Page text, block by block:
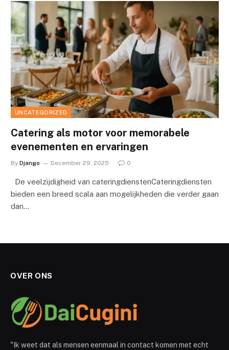
UNCATEGORIZED
Catering als motor voor memorabele
evenementen en ervaringen
By Django December 29, 2025 0
De veelzijdigheid van cateringdienstenCateringdiensten
bieden een breed scala aan mogelijkheden die verder gaan
dan…
OVER ONS
"Ik weet dat als mensen eenmaal in contact komen met echt